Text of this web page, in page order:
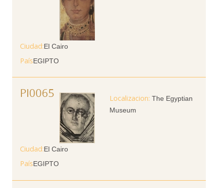
Ciudad El Cairo
PaísEGIPTO
PI0065
The Egyptian
Museum
Ciudad El Cairo
PaísEGIPTO